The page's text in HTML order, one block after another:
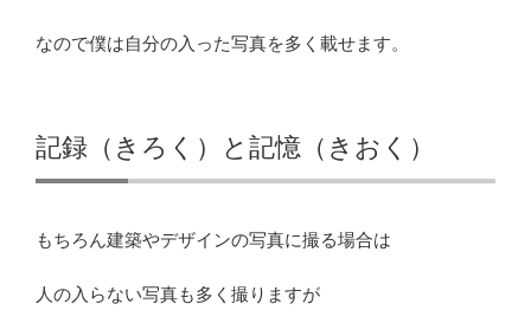
なので僕は自分の入った写真を多く載せます。
記録（きろく）と記憶（きおく）
もちろん建築やデザインの写真に撮る場合は
人の入らない写真も多く撮りますが